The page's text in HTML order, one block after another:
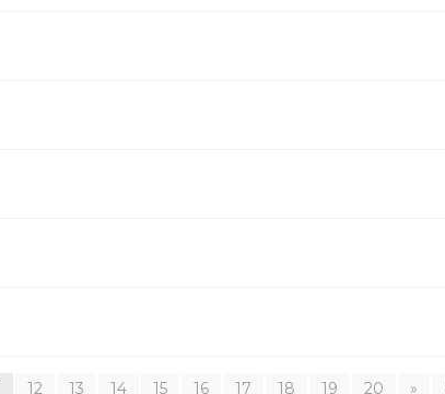
12 13 14 15 16 17 18 19 20 »